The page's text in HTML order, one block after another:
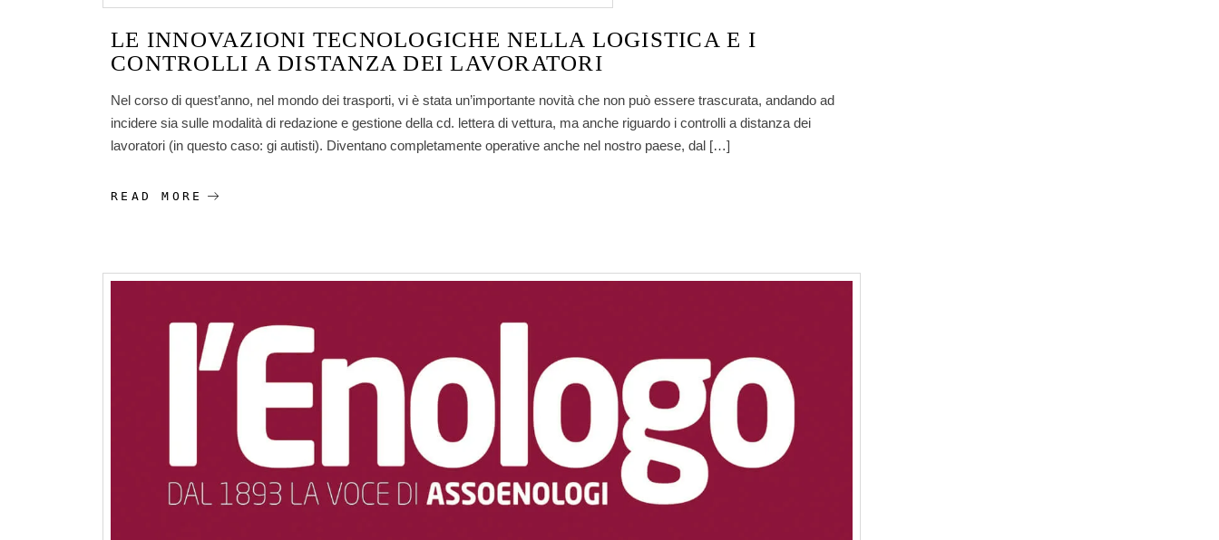
LE INNOVAZIONI TECNOLOGICHE NELLA LOGISTICA E I
CONTROLLI A DISTANZA DEI LAVORATORI
Nel corso di quest’anno, nel mondo dei trasporti, vi è stata un’importante novità che non può essere trascurata, andando ad
incidere sia sulle modalità di redazione e gestione della cd. lettera di vettura, ma anche riguardo i controlli a distanza dei
lavoratori (in questo caso: gi autisti). Diventano completamente operative anche nel nostro paese, dal […]
READ MORE